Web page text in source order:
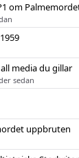
om
media du gillar
sedan
uppbruten